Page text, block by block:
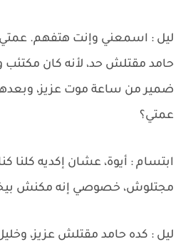
ليل : اسمعني وإنت هتفهم.
حامد مقتلش حد، لأنه كان
ضمير من ساعة موت عزيز، وبعدها
عمتي؟
ابتسام : أيوة، عشان إكديه كلنا
مجتلوش، خصوصي إنه مكنش
ليل : كده حامد مقتلش عزيز،